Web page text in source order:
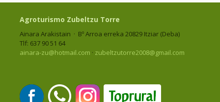
Agroturismo Zubeltzu Torre
Ainara Arakistain · Bº Arroa erreka 20829 Itziar (Deba)
Tlf: 637 90 51 64
ainara-zu@hotmail.com · zubeltzutorre2008@gmail.com